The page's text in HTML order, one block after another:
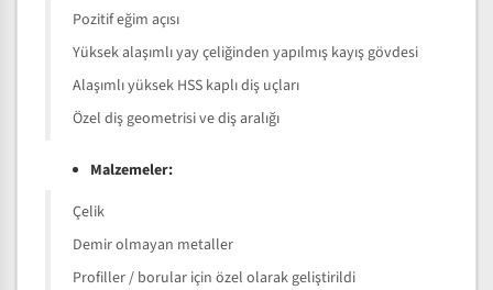
Pozitif eğim açısı
Yüksek alaşımlı yay çeliğinden yapılmış kayış gövdesi
Alaşımlı yüksek HSS kaplı diş uçları
Özel diş geometrisi ve diş aralığı
Malzemeler:
Çelik
Demir olmayan metaller
Profiller / borular için özel olarak geliştirildi